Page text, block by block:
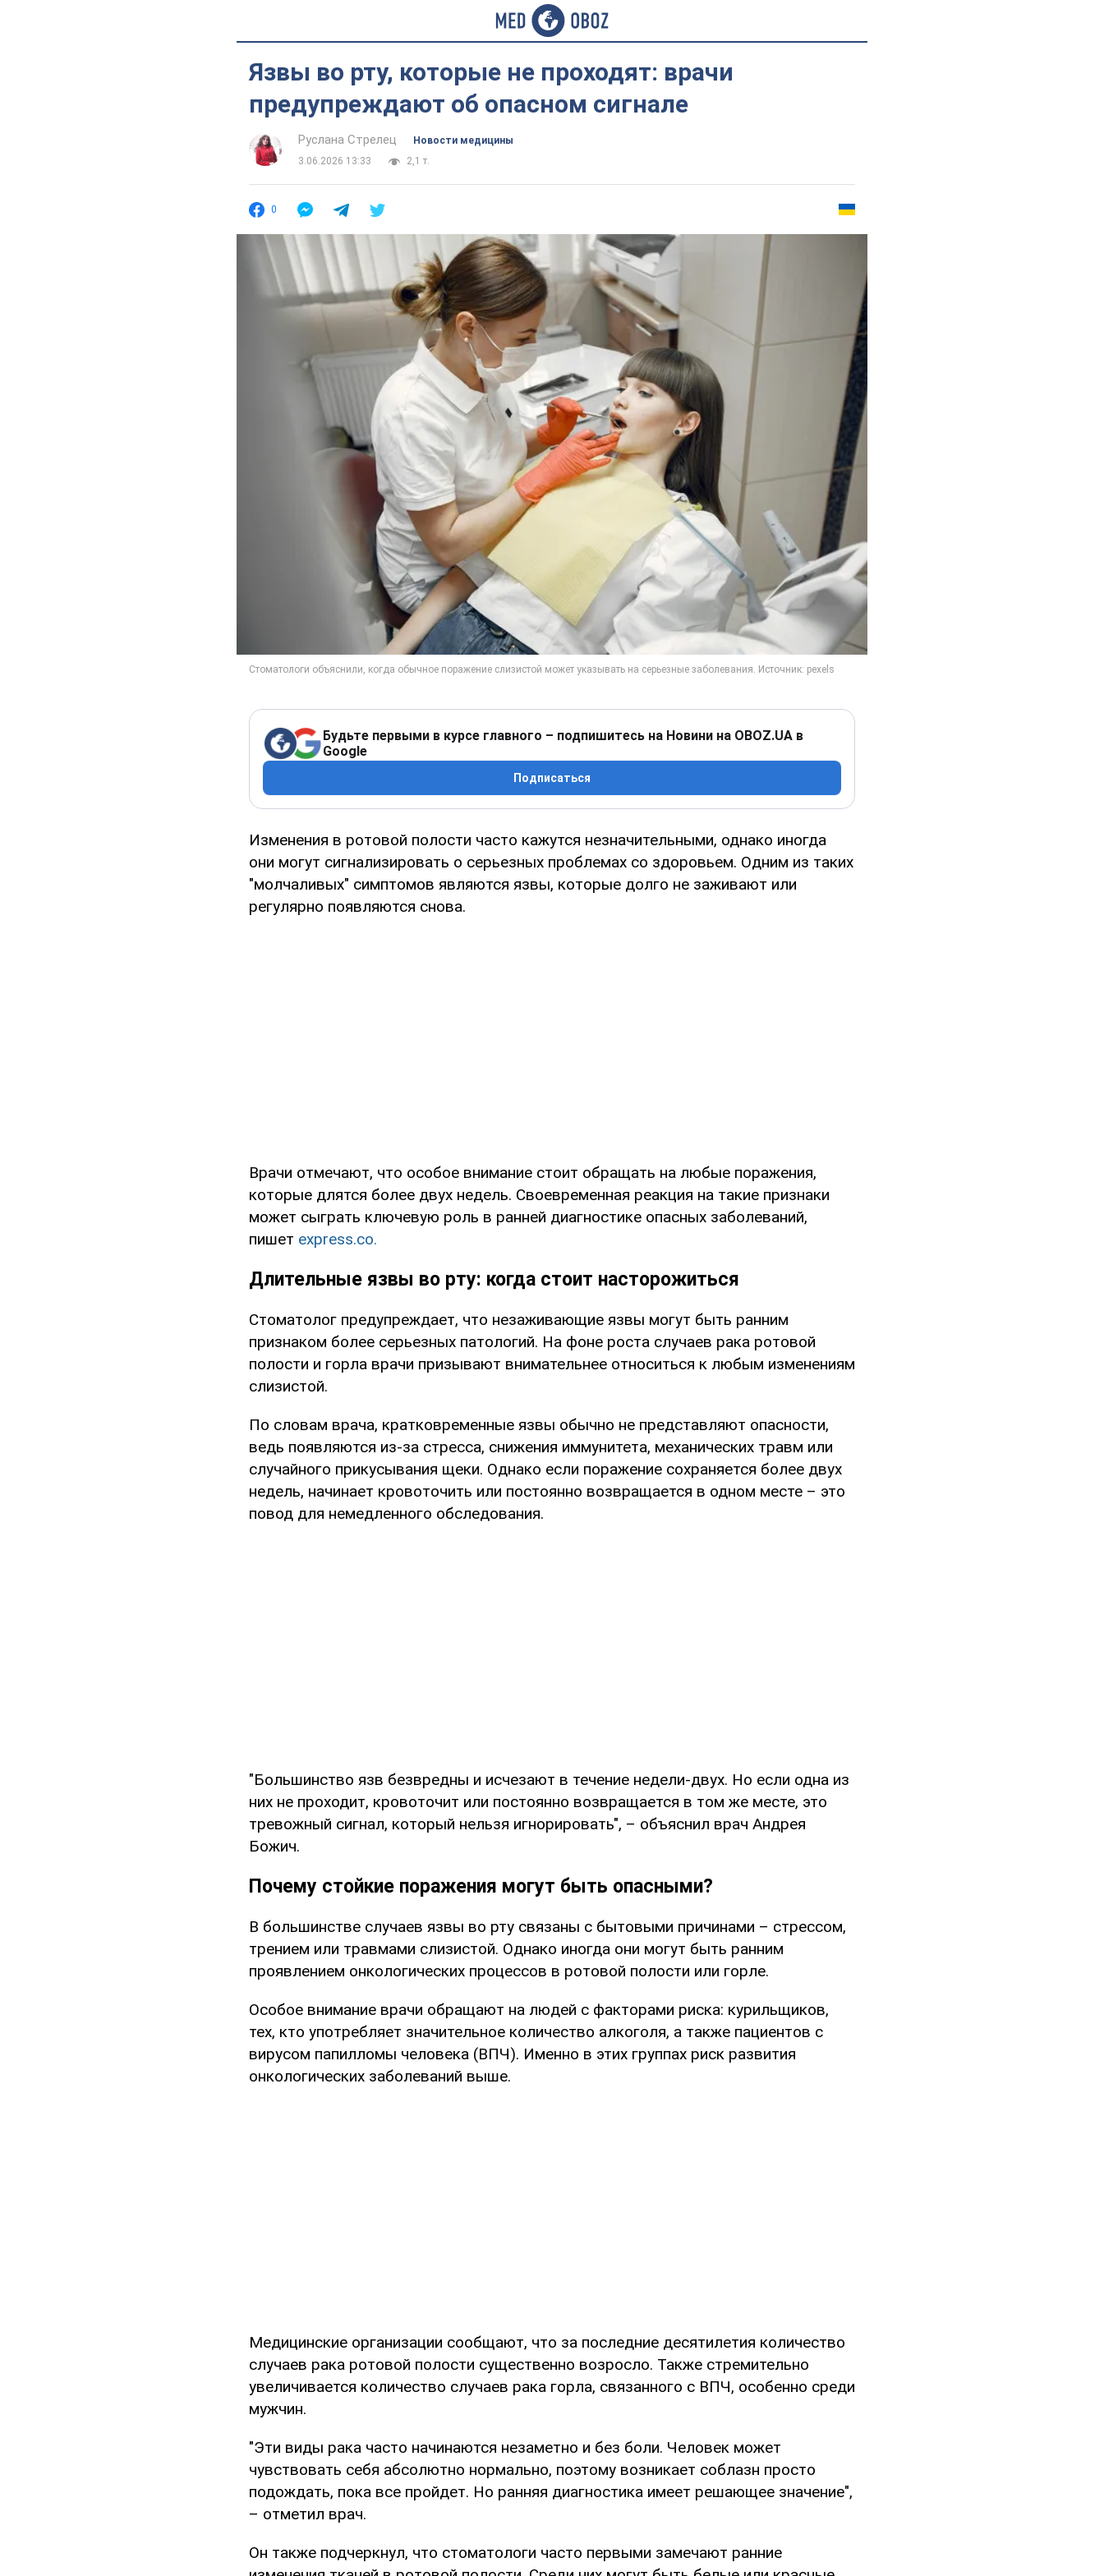
Язвы во рту, которые не проходят: врачи
предупреждают об опасном сигнале
Руслана Стрелец
Новости медицины
3.06.2026 13:33
2,1 т.
0
Будьте первыми в курсе главного – подпишитесь на Новини на OBOZ.UA в
Google
Подписаться
Изменения в ротовой полости часто кажутся незначительными, однако иногда
они могут сигнализировать о серьезных проблемах со здоровьем. Одним из таких
"молчаливых" симптомов являются язвы, которые долго не заживают или
регулярно появляются снова.
Врачи отмечают, что особое внимание стоит обращать на любые поражения,
которые длятся более двух недель. Своевременная реакция на такие признаки
может сыграть ключевую роль в ранней диагностике опасных заболеваний,
пишет express.co.
Длительные язвы во рту: когда стоит насторожиться
Стоматолог предупреждает, что незаживающие язвы могут быть ранним
признаком более серьезных патологий. На фоне роста случаев рака ротовой
полости и горла врачи призывают внимательнее относиться к любым изменениям
слизистой.
По словам врача, кратковременные язвы обычно не представляют опасности,
ведь появляются из-за стресса, снижения иммунитета, механических травм или
случайного прикусывания щеки. Однако если поражение сохраняется более двух
недель, начинает кровоточить или постоянно возвращается в одном месте – это
повод для немедленного обследования.
"Большинство язв безвредны и исчезают в течение недели-двух. Но если одна из
них не проходит, кровоточит или постоянно возвращается в том же месте, это
тревожный сигнал, который нельзя игнорировать", – объяснил врач Андрея
Божич.
Почему стойкие поражения могут быть опасными?
В большинстве случаев язвы во рту связаны с бытовыми причинами – стрессом,
трением или травмами слизистой. Однако иногда они могут быть ранним
проявлением онкологических процессов в ротовой полости или горле.
Особое внимание врачи обращают на людей с факторами риска: курильщиков,
тех, кто употребляет значительное количество алкоголя, а также пациентов с
вирусом папилломы человека (ВПЧ). Именно в этих группах риск развития
онкологических заболеваний выше.
Медицинские организации сообщают, что за последние десятилетия количество
случаев рака ротовой полости существенно возросло. Также стремительно
увеличивается количество случаев рака горла, связанного с ВПЧ, особенно среди
мужчин.
"Эти виды рака часто начинаются незаметно и без боли. Человек может
чувствовать себя абсолютно нормально, поэтому возникает соблазн просто
подождать, пока все пройдет. Но ранняя диагностика имеет решающее значение",
– отметил врач.
Он также подчеркнул, что стоматологи часто первыми замечают ранние